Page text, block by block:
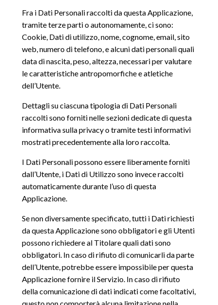
Fra i Dati Personali raccolti da questa Applicazione,
tramite terze parti o autonomamente, ci sono:
Cookie, Dati di utilizzo, nome, cognome, email, sito
web, numero di telefono, e alcuni dati personali quali
data di nascita, peso, altezza, necessari per valutare
le caratteristiche antropomorfiche e atletiche
dell’Utente.
Dettagli su ciascuna tipologia di Dati Personali
raccolti sono forniti nelle sezioni dedicate di questa
informativa sulla privacy o tramite testi informativi
mostrati precedentemente alla loro raccolta.
I Dati Personali possono essere liberamente forniti
dall’Utente, i Dati di Utilizzo sono invece raccolti
automaticamente durante l’uso di questa
Applicazione.
Se non diversamente specificato, tutti i Dati richiesti
da questa Applicazione sono obbligatori e gli Utenti
possono richiedere al Titolare quali dati sono
obbligatori. In caso di rifiuto di comunicarli da parte
dell’Utente, potrebbe essere impossibile per questa
Applicazione fornire il Servizio. In caso di rifiuto
della comunicazione di dati indicati come facoltativi,